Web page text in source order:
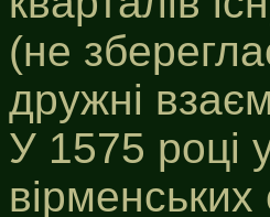
(не
дружні
У 1575 році